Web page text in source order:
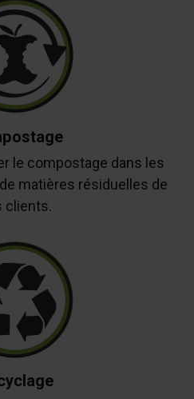
le compostage dans les
matières résiduelles de
clients.